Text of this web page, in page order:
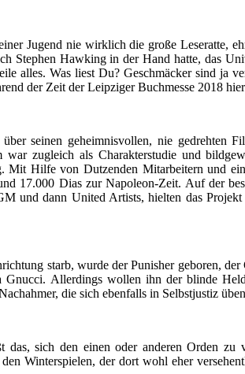
Jugend nie wirklich die große Leseratte,
Stephen Hawking in der Hand hatte, das
alles. Was liest Du? Geschmäcker sind ja
der Zeit der Leipziger Buchmesse 2018
seinen geheimnisvollen, nie gedrehten
zugleich als Charakterstudie und
Mit Hilfe von Dutzenden Mitarbeitern und
17.000 Dias zur Napoleon-Zeit. Auf der
dann United Artists, hielten das
starb, wurde der Punisher geboren, der
Allerdings wollen ihn der blinde
die sich ebenfalls in Selbstjustiz
sich den einen oder anderen Orden zu
Winterspielen, der dort wohl eher